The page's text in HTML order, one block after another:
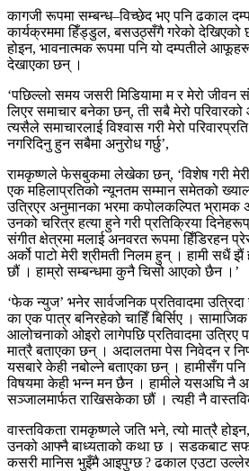
कागजी रूपमा सम्बन्ध–विच्छेद भए पनि ढकाल
कार्यक्रममा हिँड्डुल, बसउठ्सँगै गरेको देखिएको
होइन, भावनात्मक रूपमा पनि यो दम्पतीले
देखाएका छन् ।
‘पछिल्लो समय जसरी मिडियामा म र मेरो जीवन
लिएर समाचार बनेका छन्, ती सबै मेरो
त्यसैले समाचारलाई विश्वास गरी मेरो
नगरिदिनु हुन सबैमा अनुरोध गर्छु’,
रामकृष्णले फेसबुकमा लेखेका छन्, ‘विशेष गरी
एक महिलाप्रतिको न्यूनतम सम्मान समेतको
उत्रिएर अनुमानका भरमा कपोलकल्पित भ्रामक
उनको चरित्र हत्या हुने गरी प्रतिक्रिया
संगीत क्षेत्रमा मलाई अनवरत रूपमा हिँडिरहन
अर्को पाटो मेरी श्रीमती निलम हुन् । हामी सधैं झैं
छौं । हाम्रो सम्बन्धमा कुनै चिसो आएको छैन ।’
‘फेक न्युज’ भनेर सार्वजनिक प्रतिवादमा
का एक पात्र बनिरहेको चाहिँ बिर्सिए ।
आलोचनाको ओइरो लागेपछि प्रतिवादमा उत्रिए
मात्रै बताएका छन् । अदालतमा पेस निवेदन र
यसबारे केही नबोल्ने बताएका छन् । हामीसँग
विषयमा केही भन्न मन छैन । हामीले यसअघि नै
सञ्जालमार्फत राखिसकेका छौं । त्यही नै
वास्तविकता रामकृष्णले जति भने, त्यो मात्रै
उनको आफ्नै बाध्यताको कथा छ । सडकबाट
कसरी मानिस भुइँमै आइपुग्छ ? ढकाल एउटा